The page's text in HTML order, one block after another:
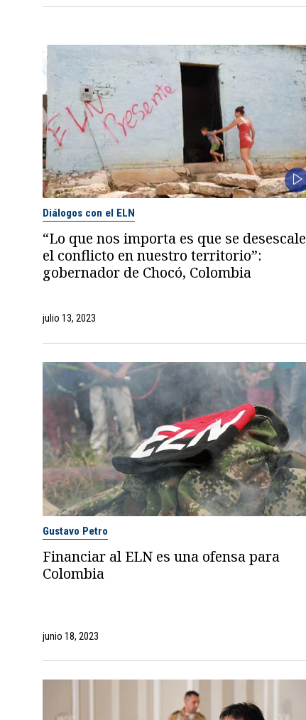
Diálogos con el ELN
“Lo que nos importa es que se desescale
el conflicto en nuestro territorio”:
gobernador de Chocó, Colombia
julio 13, 2023
Gustavo Petro
Financiar al ELN es una ofensa para
Colombia
junio 18, 2023